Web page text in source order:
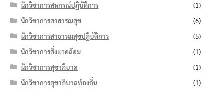
นักวิชาการสหกรณ์ปฏิบัติการ
(1)
นักวิชาการสาธารณสุข
(6)
นักวิชาการสาธารณสุขปฏิบัติการ
(5)
นักวิชาการสิ่งแวดล้อม
(1)
นักวิชาการสุขาภิบาล
(1)
นักวิชาการสุขาภิบาลท้องถิ่น
(1)